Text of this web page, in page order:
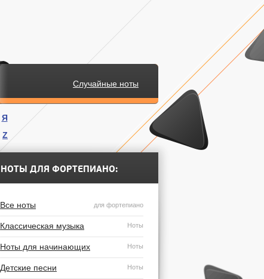
Случайные ноты
.
Я
Z
НОТЫ ДЛЯ ФОРТЕПИАНО:
Все ноты для фортепиано
Классическая музыка Ноты
Ноты для начинающих Ноты
Детские песни Ноты